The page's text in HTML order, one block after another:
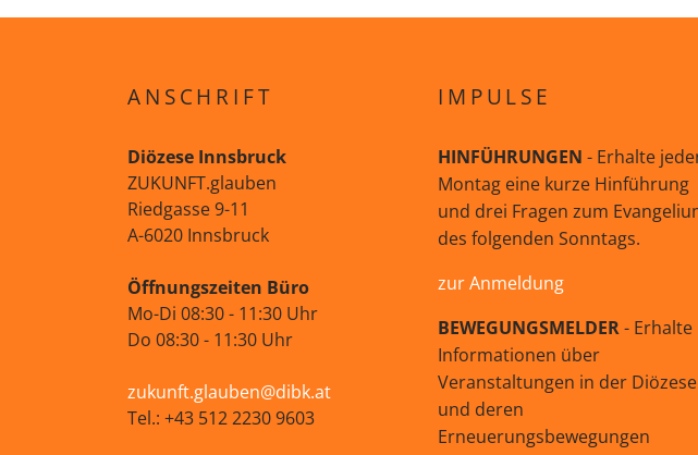
ANSCHRIFT
Diözese Innsbruck
ZUKUNFT.glauben
Riedgasse 9-11
A-6020 Innsbruck
Öffnungszeiten Büro
Mo-Di 08:30 - 11:30 Uhr
Do 08:30 - 11:30 Uhr
zukunft.glauben@dibk.at
Tel.: +43 512 2230 9603
IMPULSE
HINFÜHRUNGEN - Erhalte
Montag eine kurze Hinführung
und drei Fragen zum
des folgenden Sonntags.
zur Anmeldung
BEWEGUNGSMELDER- Erhalte
Informationen über
Veranstaltungen in der Diözese
und deren
Erneuerungsbewegungen